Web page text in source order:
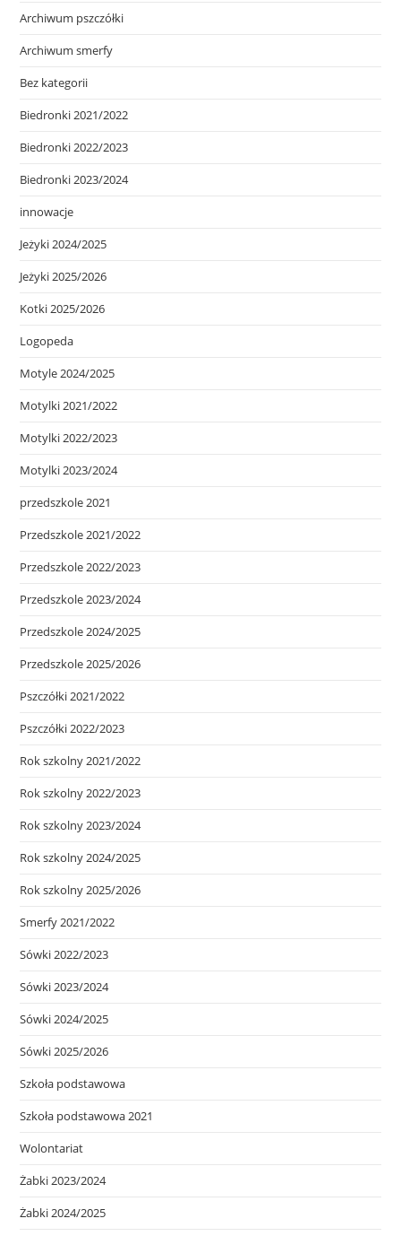
Archiwum pszczółki
Archiwum smerfy
Bez kategorii
Biedronki 2021/2022
Biedronki 2022/2023
Biedronki 2023/2024
innowacje
Jeżyki 2024/2025
Jeżyki 2025/2026
Kotki 2025/2026
Logopeda
Motyle 2024/2025
Motylki 2021/2022
Motylki 2022/2023
Motylki 2023/2024
przedszkole 2021
Przedszkole 2021/2022
Przedszkole 2022/2023
Przedszkole 2023/2024
Przedszkole 2024/2025
Przedszkole 2025/2026
Pszczółki 2021/2022
Pszczółki 2022/2023
Rok szkolny 2021/2022
Rok szkolny 2022/2023
Rok szkolny 2023/2024
Rok szkolny 2024/2025
Rok szkolny 2025/2026
Smerfy 2021/2022
Sówki 2022/2023
Sówki 2023/2024
Sówki 2024/2025
Sówki 2025/2026
Szkoła podstawowa
Szkoła podstawowa 2021
Wolontariat
Żabki 2023/2024
Żabki 2024/2025